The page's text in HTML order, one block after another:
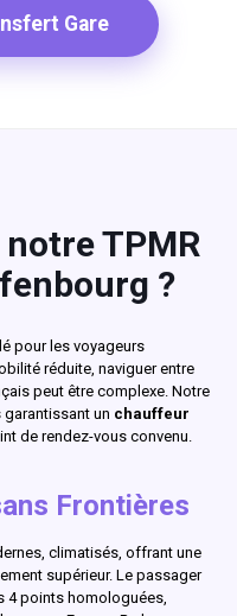
Gare
TPMR
?
pour les voyageurs
réduite, naviguer entre
peut être complexe. Notre
garantissant un chauffeur
de rendez-vous convenu.
Frontières
climatisés, offrant une
supérieur. Le passager
4 points homologuées,